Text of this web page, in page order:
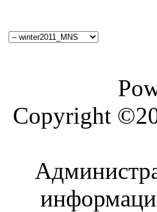
Copyright